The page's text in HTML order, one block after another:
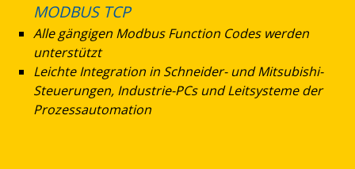
MODBUS TCP
Alle gängigen Modbus Function Codes werden
unterstützt
Leichte Integration in Schneider- und Mitsubishi-
Steuerungen, Industrie-PCs und Leitsysteme der
Prozessautomation